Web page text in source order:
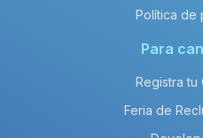
Política de
Para
Registra tu
Feria de